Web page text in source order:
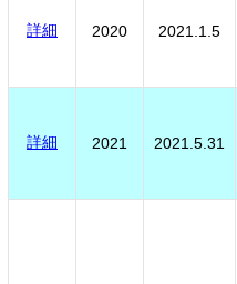
詳細 2020 2021.1.5
詳細 2021 2021.5.31